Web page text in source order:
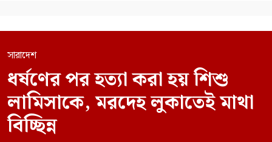
সারাদেশ
ধর্ষণের পর হত্যা করা হয় শিশু
লামিসাকে, মরদেহ লুকাতেই মাথা
বিচ্ছিন্ন